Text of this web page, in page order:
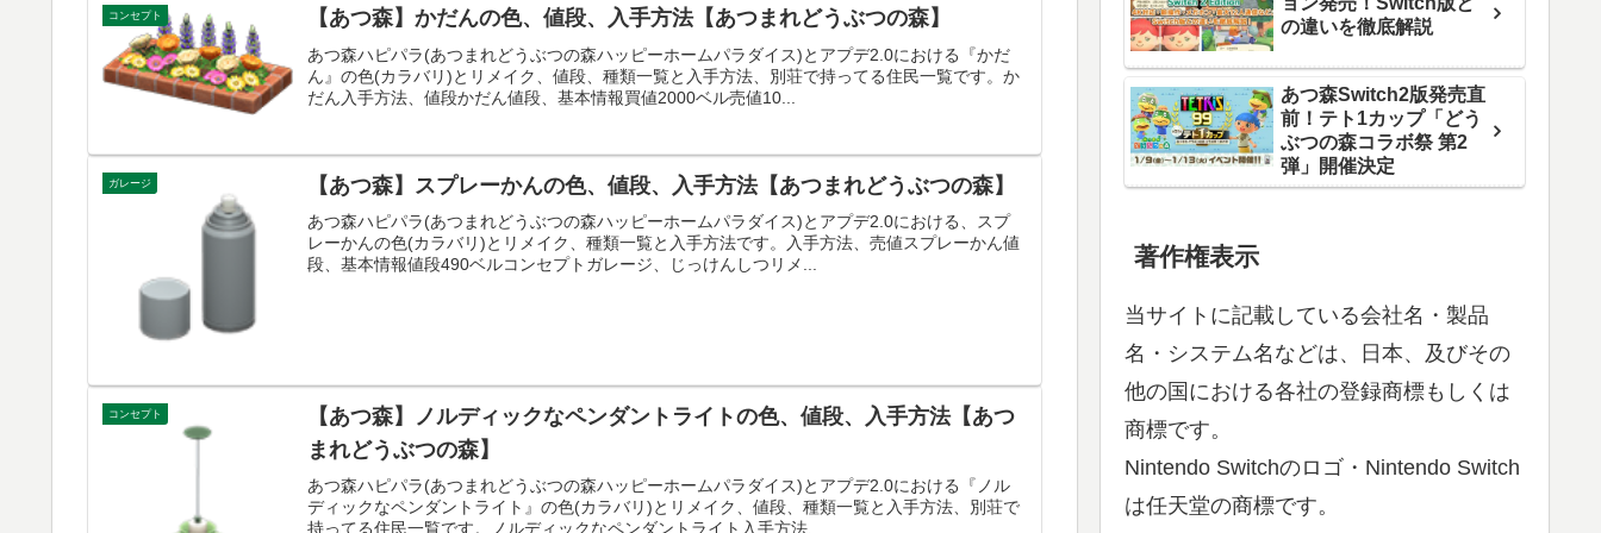
コンセプト 【あつ森】かだんの色、値段、入手方法【あつまれどうぶつの森】
あつ森ハピパラ(あつまれどうぶつの森ハッピーホームパラダイス)とアプデ2.0における『かだ
ん』の色(カラバリ)とリメイク、値段、種類一覧と入手方法、別荘で持ってる住民一覧です。か
だん入手方法、値段かだん値段、基本情報買値2000ベル売値10...
ガレージ 【あつ森】スプレーかんの色、値段、入手方法【あつまれどうぶつの森】
あつ森ハピパラ(あつまれどうぶつの森ハッピーホームパラダイス)とアプデ2.0における、スプ
レーかんの色(カラバリ)とリメイク、種類一覧と入手方法です。入手方法、売値スプレーかん値
段、基本情報値段490ベルコンセプトガレージ、じっけんしつリメ...
コンセプト
【あつ森】ノルディックなペンダントライトの色、値段、入手方法【あつ
まれどうぶつの森】
あつ森ハピパラ(あつまれどうぶつの森ハッピーホームパラダイス)とアプデ2.0における『ノル
ディックなペンダントライト』の色(カラバリ)とリメイク、値段、種類一覧と入手方法、別荘で
持ってる住民一覧です。ノルディックなペンダントライト入手方法、...
の違いを徹底解説
あつ森Switch2版発売直
前！テト1カップ「どう
ぶつの森コラボ祭 第2
弾」開催決定
著作権表示
当サイトに記載している会社名・製品
名・システム名などは、日本、及びその
他の国における各社の登録商標もしくは
商標です。
Nintendo Switchのロゴ・Nintendo Switch
は任天堂の商標です。